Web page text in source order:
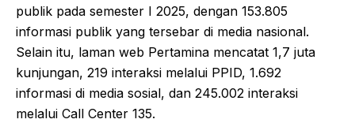
publik pada semester I 2025, dengan 153.805
informasi publik yang tersebar di media nasional.
Selain itu, laman web Pertamina mencatat 1,7 juta
kunjungan, 219 interaksi melalui PPID, 1.692
informasi di media sosial, dan 245.002 interaksi
melalui Call Center 135.